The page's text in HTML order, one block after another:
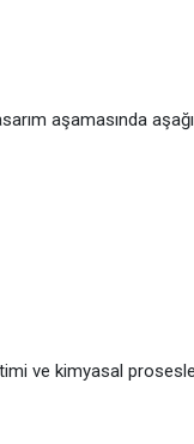
aşamasında
ve kimyasal